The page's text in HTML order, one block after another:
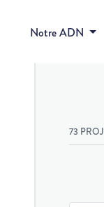
Notre ADN
73